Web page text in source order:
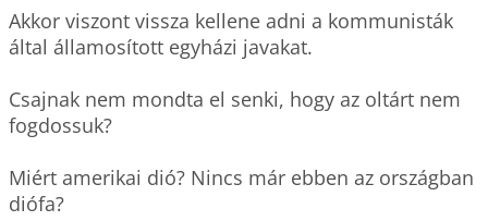
Akkor viszont vissza kellene adni a kommunisták
által államosított egyházi javakat.
Csajnak nem mondta el senki, hogy az oltárt nem
fogdossuk?
Miért amerikai dió? Nincs már ebben az országban
diófa?